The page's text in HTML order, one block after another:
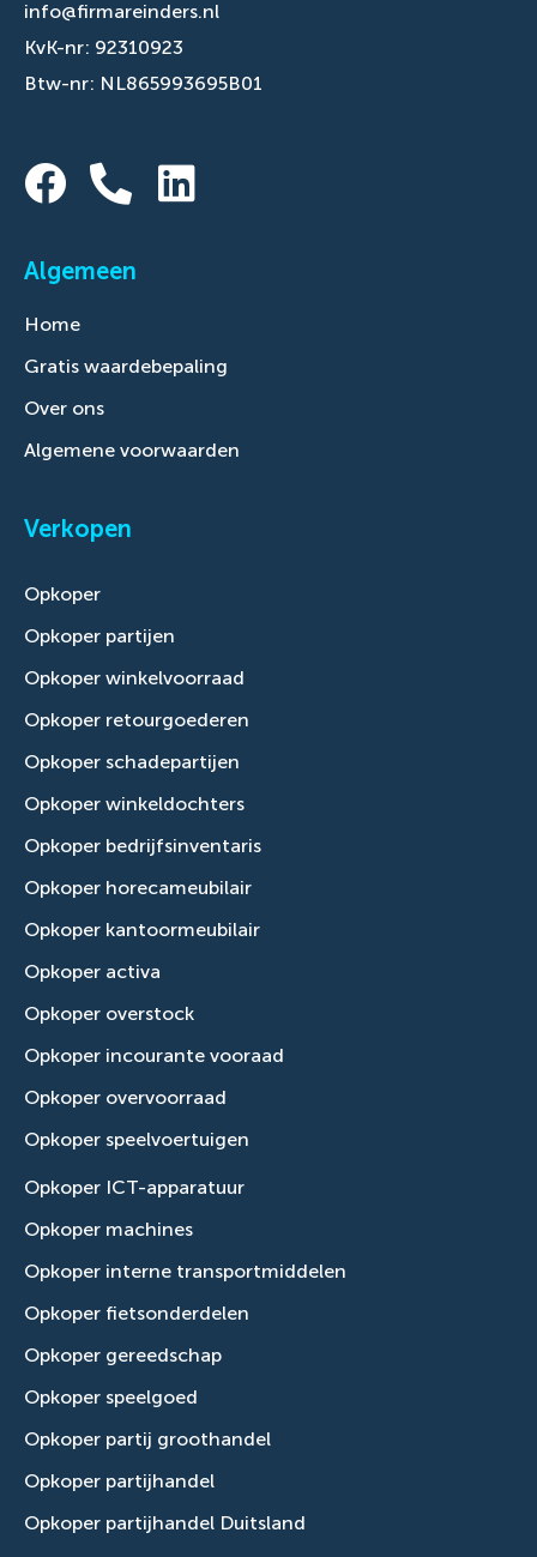
info@firmareinders.nl
KvK-nr: 92310923
Btw-nr: NL865993695B01
Algemeen
Home
Gratis waardebepaling
Over ons
Algemene voorwaarden
Verkopen
Opkoper
Opkoper partijen
Opkoper winkelvoorraad
Opkoper retourgoederen
Opkoper schadepartijen
Opkoper winkeldochters
Opkoper bedrijfsinventaris
Opkoper horecameubilair
Opkoper kantoormeubilair
Opkoper activa
Opkoper overstock
Opkoper incourante vooraad
Opkoper overvoorraad
Opkoper speelvoertuigen
Opkoper ICT-apparatuur
Opkoper machines
Opkoper interne transportmiddelen
Opkoper fietsonderdelen
Opkoper gereedschap
Opkoper speelgoed
Opkoper partij groothandel
Opkoper partijhandel
Opkoper partijhandel Duitsland